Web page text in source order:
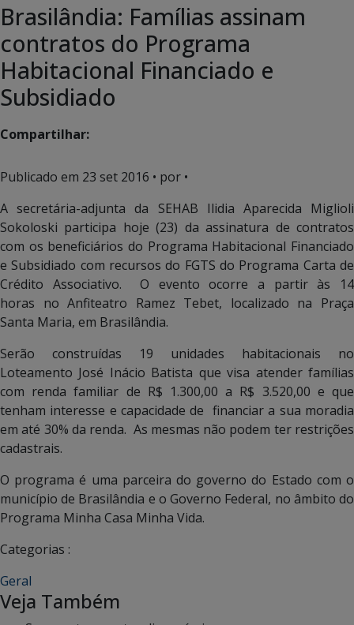
Brasilândia: Famílias assinam
contratos do Programa
Habitacional Financiado e
Subsidiado
Compartilhar:
Publicado em 23 set 2016 • por •
A secretária-adjunta da SEHAB Ilidia Aparecida Miglioli
Sokoloski participa hoje (23) da assinatura de contratos
com os beneficiários do Programa Habitacional Financiado
e Subsidiado com recursos do FGTS do Programa Carta de
Crédito Associativo. O evento ocorre a partir às 14
horas no Anfiteatro Ramez Tebet, localizado na Praça
Santa Maria, em Brasilândia.
Serão construídas 19 unidades habitacionais no
Loteamento José Inácio Batista que visa atender famílias
com renda familiar de R$ 1.300,00 a R$ 3.520,00 e que
tenham interesse e capacidade de financiar a sua moradia
em até 30% da renda. As mesmas não podem ter restrições
cadastrais.
O programa é uma parceira do governo do Estado com o
município de Brasilândia e o Governo Federal, no âmbito do
Programa Minha Casa Minha Vida.
Categorias :
Geral
Veja Também